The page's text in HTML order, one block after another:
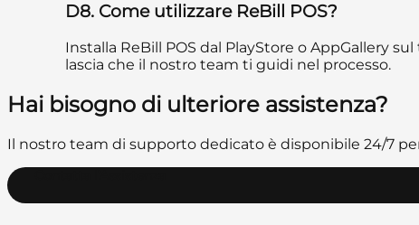
D8. Come utilizzare ReBill POS?
Installa ReBill POS dal PlayStore o AppGallery
lascia che il nostro team ti guidi nel processo.
Hai bisogno di ulteriore assistenza?
Il nostro team di supporto dedicato è disponibile 24/7